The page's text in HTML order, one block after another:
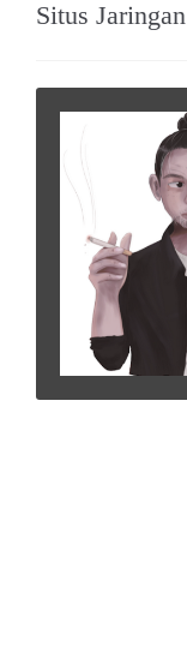
Situs Jaringan